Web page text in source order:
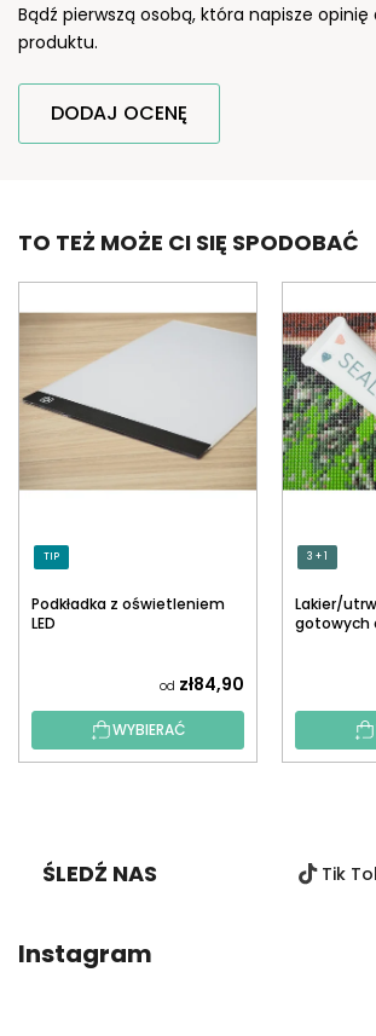
Bądź pierwszą osobą, która napisze
produktu.
DODAJ OCENĘ
TO TEŻ MOŻE CI SIĘ SPODOBAĆ
TIP
Podkładka z oświetleniem
LED
od zł84,90
WYBIERAĆ
3 + 1
Lakier/
gotowych
ŚLEDŹ NAS Tik
Instagram